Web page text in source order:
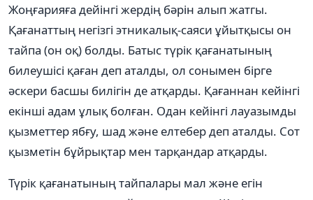
Жоңғарияға дейінгі жердің бәрін алып жатгы.
Қағанаттың негізгі этникалық-саяси ұйытқысы он
тайпа (он оқ) болды. Батыс түрік қағанатының
билеушісі қаған деп аталды, ол сонымен бірге
әскери басшы билігін де атқарды. Қағаннан кейінгі
екінші адам ұлық болған. Одан кейінгі лауазымды
қызметтер ябғу, шад және елтебер деп аталды. Сот
қызметін бұйрықтар мен тарқандар атқарды.
Түрік қағанатының тайпалары мал және егін